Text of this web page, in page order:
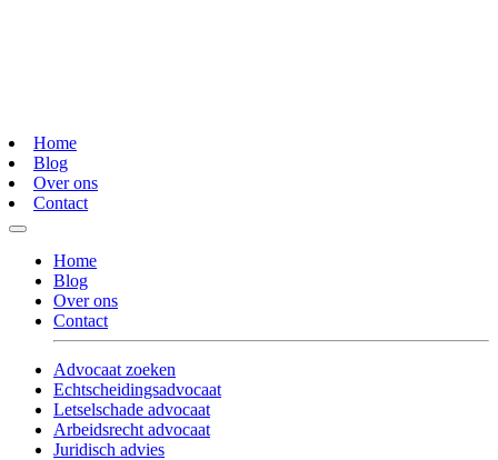
Home
Blog
Over ons
Contact
Home
Blog
Over ons
Contact
Advocaat zoeken
Echtscheidingsadvocaat
Letselschade advocaat
Arbeidsrecht advocaat
Juridisch advies